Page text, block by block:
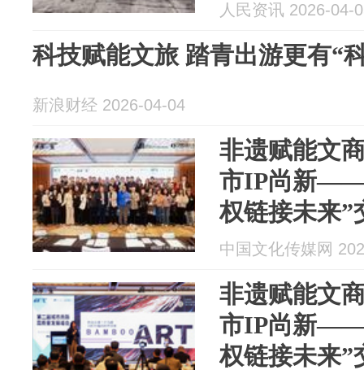
人民资讯 2026-04-
科技赋能文旅 踏青出游更有“
新浪财经 2026-04-04
非遗赋能文
市IP尚新
权链接未来”
办
中国文化传媒网
非遗赋能文
市IP尚新
权链接未来”